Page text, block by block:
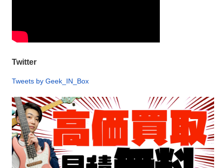
Twitter
Tweets by Geek_IN_Box